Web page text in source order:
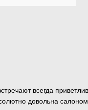
всегда
довольна